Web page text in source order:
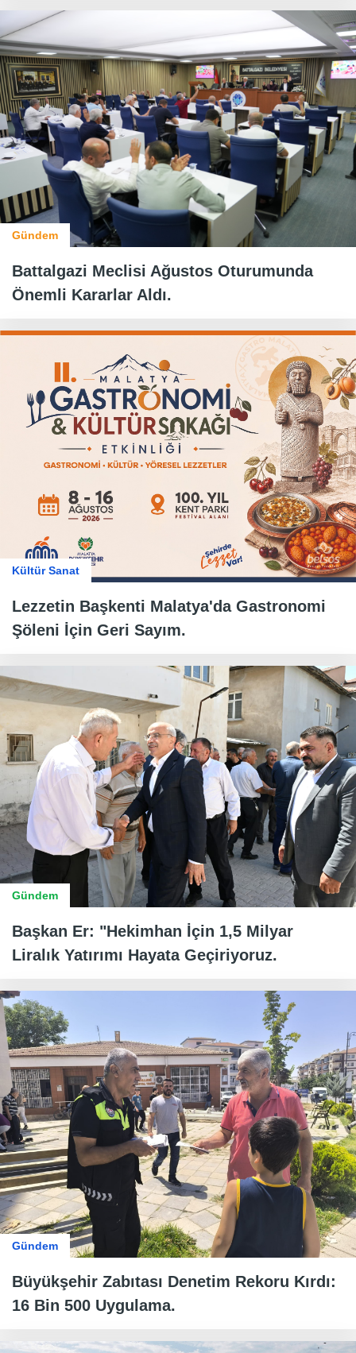
Gündem
Battalgazi Meclisi Ağustos Oturumunda
Önemli Kararlar Aldı.
Kültür Sanat
Lezzetin Başkenti Malatya'da Gastronomi
Şöleni İçin Geri Sayım.
Gündem
Başkan Er: "Hekimhan İçin 1,5 Milyar
Liralık Yatırımı Hayata Geçiriyoruz.
Gündem
Büyükşehir Zabıtası Denetim Rekoru Kırdı:
16 Bin 500 Uygulama.